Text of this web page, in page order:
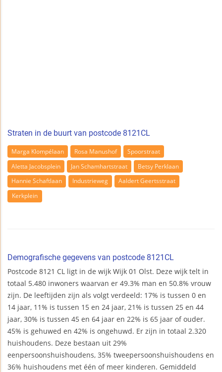
Straten in de buurt van postcode 8121CL
Marga Klompélaan Rosa Manushof
Spoorstraat
Aletta Jacobsplein
Jan Schamhartstraat
Betsy Perklaan
Hannie Schaftlaan
Industrieweg
Aaldert Geertsstraat
Kerkplein
Demografische gegevens van postcode 8121CL
Postcode 8121 CL ligt in de wijk Wijk 01 Olst. Deze wijk telt in
totaal 5.480 inwoners waarvan er 49.3% man en 50.8% vrouw
zijn. De leeftijden zijn als volgt verdeeld: 17% is tussen 0 en
14 jaar, 11% is tussen 15 en 24 jaar, 21% is tussen 25 en 44
jaar, 30% is tussen 45 en 64 jaar en 22% is 65 jaar of ouder.
45% is gehuwed en 42% is ongehuwd. Er zijn in totaal 2.320
huishoudens. Deze bestaan uit 29%
eenpersoonshuishoudens, 35% tweepersoonshuishoudens en
36% huishoudens met één of meer kinderen. Gemiddeld